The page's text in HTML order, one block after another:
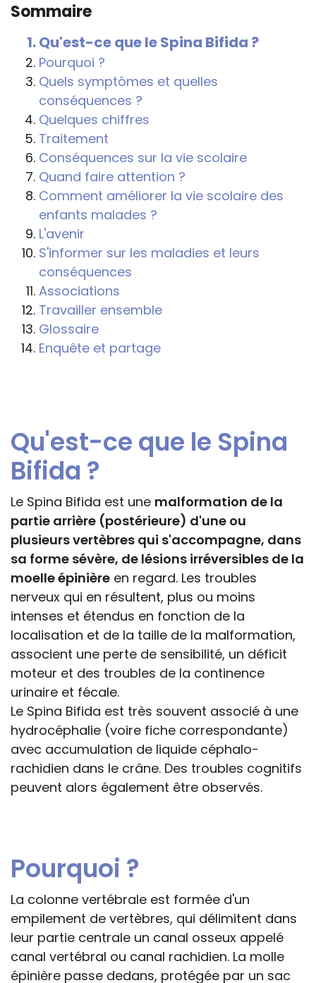
Qu'est-ce que le Spina
Bifida ?
Le Spina Bifida est une malformation de la
partie arrière (postérieure) d'une ou
plusieurs vertèbres qui s'accompagne, dans
sa forme sévère, de lésions irréversibles de la
moelle épinière en regard. Les troubles
nerveux qui en résultent, plus ou moins
intenses et étendus en fonction de la
localisation et de la taille de la malformation,
associent une perte de sensibilité, un déficit
moteur et des troubles de la continence
urinaire et fécale.
Le Spina Bifida est très souvent associé à une
hydrocéphalie (voire fiche correspondante)
avec accumulation de liquide céphalo-
rachidien dans le crâne. Des troubles cognitifs
peuvent alors également être observés.
Pourquoi ?
La colonne vertébrale est formée d'un
empilement de vertèbres, qui délimitent dans
leur partie centrale un canal osseux appelé
canal vertébral ou canal rachidien. La molle
épinière passe dedans, protégée par un sac
conséquences de la maladie ou du
handicap sur les apprentissages, cela ne
passe pas forcément pas l’exposé du
diagnostic en tant que tel.
Cette information doit être adaptée par
chacun, dans le respect de l’individu en
particulier, enfant et adulte, et prendre en
compte la variabilité d’une même
maladie ou handicap selon chaque
enfant.
La consultation d’informations sur un site
web n’exonère personne de ses
responsabilités professionnelles, civiles
et pénales. Les personnes qui
s'inspireront des éléments publiés sur le
site « Tous à l'école » dans leur action
professionnelle le feront sous leur seule
rédacteurs des fiches, qui sont
évidemment dans l’impossibilité de les
apprécier in abstracto.
Sommaire
Qu'est-ce que le Spina Bifida ?
Pourquoi ?
Quels symptômes et quelles
conséquences ?
Quelques chiffres
Traitement
Conséquences sur la vie scolaire
Quand faire attention ?
Comment améliorer la vie scolaire des
enfants malades ?
L'avenir
S'informer sur les maladies et leurs
conséquences
Associations
Travailler ensemble
Glossaire
Enquête et partage